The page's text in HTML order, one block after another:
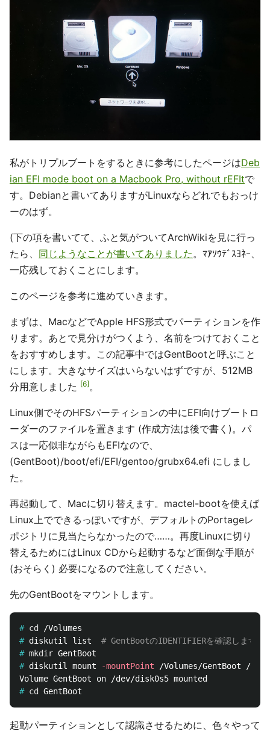
私がトリプルブートをするときに参考にしたページはDeb
ian EFI mode boot on a Macbook Pro, without rEFItで
す。Debianと書いてありますがLinuxならどれでもおっけ
ーのはず。
(下の項を書いてて、ふと気がついてArchWikiを見に行っ
たら、 同じようなことが書いてありました 。ﾏｱｿｳﾃﾞｽﾖﾈｰ、
一応残しておくことにします。
このページを参考に進めていきます。
まずは、MacなどでApple HFS形式でパーティションを作
ります。あとで見分けがつくよう、名前をつけておくこと
をおすすめします。この記事中ではGentBootと呼ぶこと
にします。大きなサイズはいらないはずですが、512MB
分用意しました
6 。
Linux側でそのHFSパーティションの中にEFI向けブートロ
ーダーのファイルを置きます (作成方法は後で書く)。パ
スは一応似非ながらもEFIなので、
(GentBoot)/boot/efi/EFI/gentoo/grubx64.efi にしまし
た。
再起動して、Macに切り替えます。mactel-bootを使えば
Linux上でできるっぽいですが、デフォルトのPortageレ
ポジトリに見当たらなかったので……。再度Linuxに切り
替えるためにはLinux CDから起動するなど面倒な手順が
(おそらく) 必要になるので注意してください。
先のGentBootをマウントします。
# cd
# diskutil list # GentBootのIDENTIFIERを確認します。
# mkdir
# diskutil mount
-mountPoint
# cd
起動パーティションとして認識させるために、色々やって